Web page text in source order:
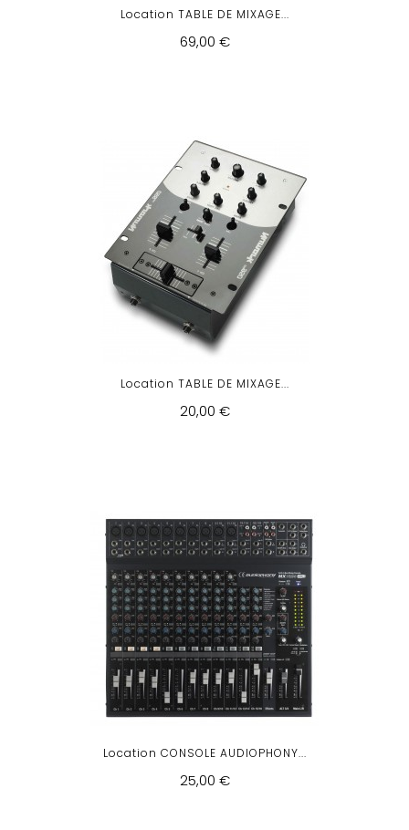
Location TABLE DE MIXAGE...
69,00 €
Location TABLE DE MIXAGE...
20,00 €
Location CONSOLE AUDIOPHONY...
25,00 €